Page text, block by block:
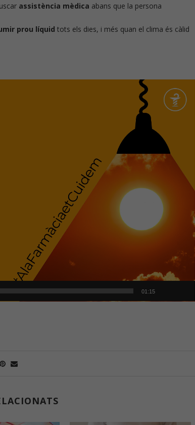
assistència mèdica abans que la persona
prou líquid tots els dies, i més quan el clima és càlid
01:15